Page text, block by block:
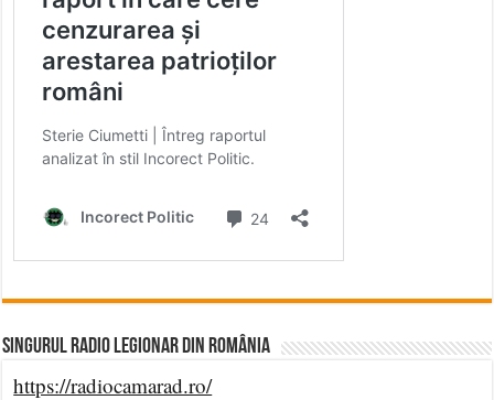
Singurul Radio Legionar din România
https://radiocamarad.ro/